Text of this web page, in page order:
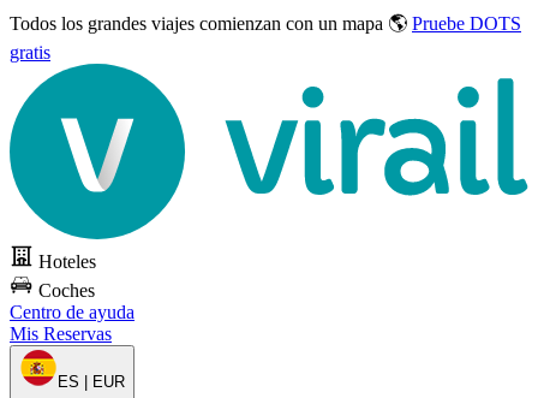
Todos los grandes viajes comienzan con un mapa 🌎 Pruebe DOTS
gratis
Hoteles
Coches
Centro de ayuda
Mis Reservas
ES | EUR